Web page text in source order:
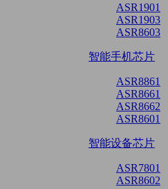
ASR1901
ASR1903
ASR8603
智能手机芯片
ASR8861
ASR8661
ASR8662
ASR8601
智能设备芯片
ASR7801
ASR8602